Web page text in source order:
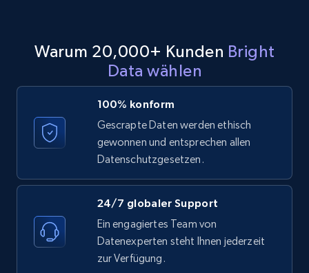
LinkedIn posts - Discover posts by Profile
URL
URL, ID, User id, Use url, Title, Headline, Post
text, Date posted, and more.
1.5K+ Gratis testen
LinkedIn posts - Discover new posts
company URL
URL, ID, User id, Use url, Title, Headline, Post
Warum 20,000+ Kunden Bright
Data wählen
100% konform
Gescrapte Daten werden ethisch
gewonnen und entsprechen allen
Datenschutzgesetzen.
24/7 globaler Support
Ein engagiertes Team von
Datenexperten steht Ihnen jederzeit
zur Verfügung.